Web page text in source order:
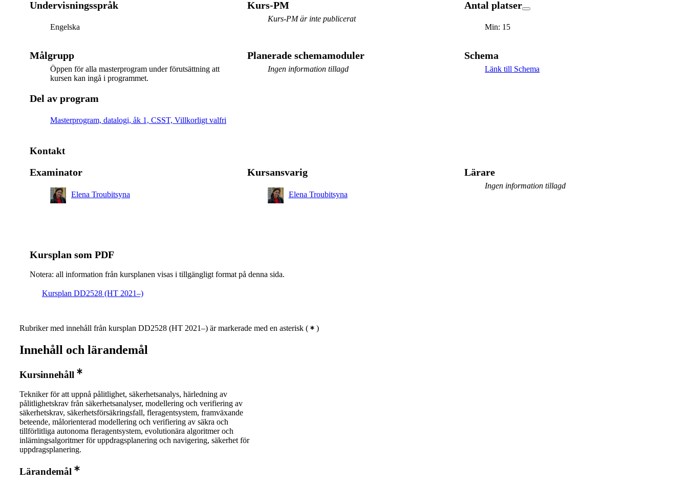
Undervisningsspråk
Engelska
Kurs-PM
Kurs-PM är inte publicerat
Antal platser
Min: 15
Målgrupp
Öppen för alla masterprogram under förutsättning att
kursen kan ingå i programmet.
Planerade schemamoduler
Ingen information tillagd
Schema
Länk till Schema
Del av program
Masterprogram, datalogi, åk 1, CSST, Villkorligt valfri
Kontakt
Examinator
Elena Troubitsyna
Kursansvarig
Elena Troubitsyna
Lärare
Ingen information tillagd
Kursplan som PDF
Notera: all information från kursplanen visas i tillgängligt format på denna sida.
Kursplan DD2528 (HT 2021–)
Rubriker med innehåll från kursplan DD2528 (HT 2021–) är markerade med en asterisk ( )
Innehåll och lärandemål
Kursinnehåll
Tekniker för att uppnå pålitlighet, säkerhetsanalys, härledning av
pålitlighetskrav från säkerhetsanalyser, modellering och verifiering av
säkerhetskrav, säkerhetsförsäkringsfall, fleragentsystem, framväxande
beteende, målorienterad modellering och verifiering av säkra och
tillförlitliga autonoma fleragentsystem, evolutionära algoritmer och
inlärningsalgoritmer för uppdragsplanering och navigering, säkerhet för
uppdragsplanering.
Lärandemål